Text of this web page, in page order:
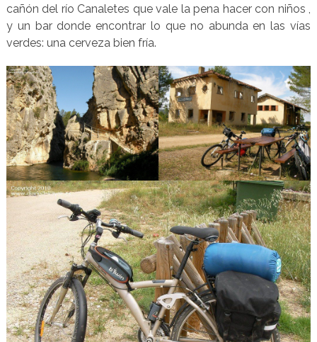
cañón del río Canaletes que vale la pena hacer con niños ,
y un bar donde encontrar lo que no abunda en las vías
verdes: una cerveza bien fría.